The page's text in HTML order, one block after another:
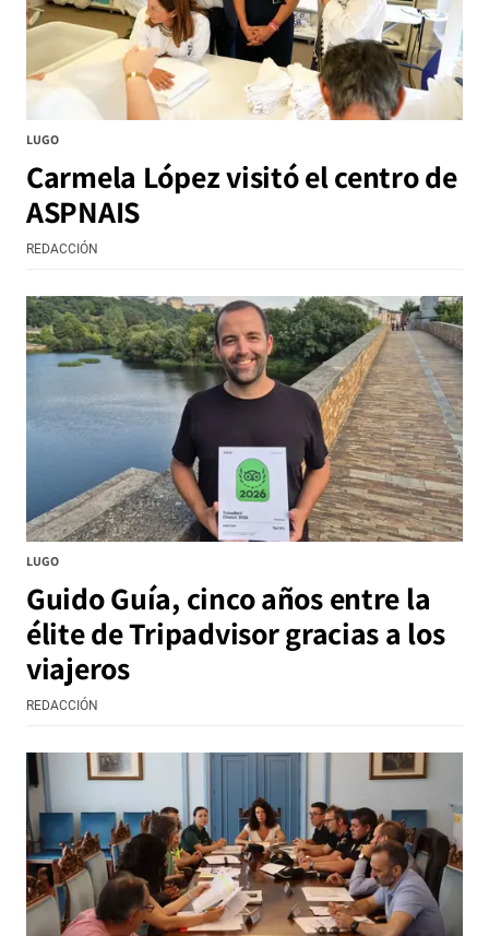
LUGO
Carmela López visitó el centro de
ASPNAIS
REDACCIÓN
LUGO
Guido Guía, cinco años entre la
élite de Tripadvisor gracias a los
viajeros
REDACCIÓN